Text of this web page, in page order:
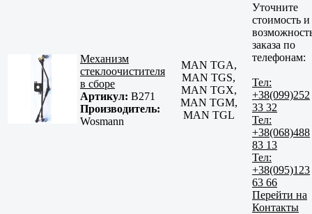
Механизм
стеклоочистителя
в сборе
Артикул: B271
Производитель:
Wosmann
MAN TGA,
MAN TGS,
MAN TGX,
MAN TGM,
MAN TGL
Уточните
стоимость и
заказа по
телефонам:
Тел:
+38(099)252
33 32
Тел:
+38(068)488
83 13
Тел:
+38(095)123
63 66
Перейти на
Контакты